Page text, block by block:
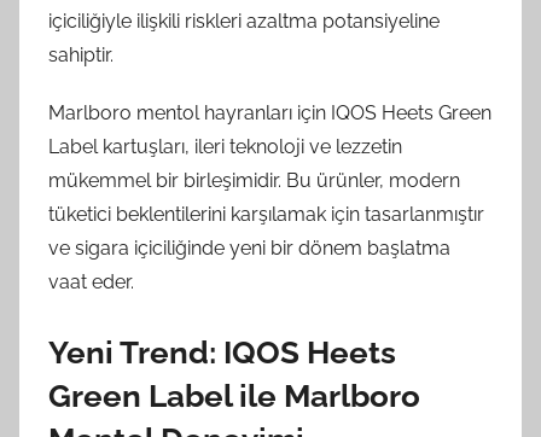
içiciliğiyle ilişkili riskleri azaltma potansiyeline
sahiptir.
Marlboro mentol hayranları için IQOS Heets Green
Label kartuşları, ileri teknoloji ve lezzetin
mükemmel bir birleşimidir. Bu ürünler, modern
tüketici beklentilerini karşılamak için tasarlanmıştır
ve sigara içiciliğinde yeni bir dönem başlatma
vaat eder.
Yeni Trend: IQOS Heets
Green Label ile Marlboro